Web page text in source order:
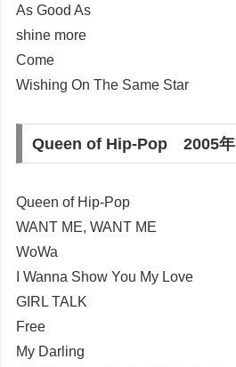
As Good As
shine more
Come
Wishing On The Same Star
Queen of Hip-Pop 2005年
Queen of Hip-Pop
WANT ME, WANT ME
WoWa
I Wanna Show You My Love
GIRL TALK
Free
My Darling